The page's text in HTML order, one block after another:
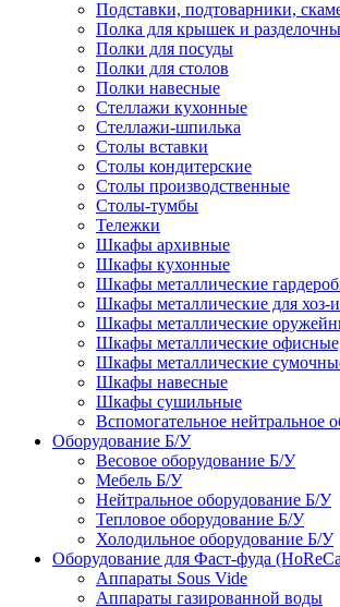
Подставки, подтоварники,
Полка для крышек и
Полки для посуды
Полки для столов
Полки навесные
Стеллажи кухонные
Стеллажи-шпилька
Столы вставки
Столы кондитерские
Столы производственные
Столы-тумбы
Тележки
Шкафы архивные
Шкафы кухонные
Шкафы металлические
Шкафы металлические для хоз-
Шкафы металлические
Шкафы металлические офисные,
Шкафы металлические
Шкафы навесные
Шкафы сушильные
Вспомогательное нейтральное
Оборудование Б/У
Весовое оборудование Б/У
Мебель Б/У
Нейтральное оборудование Б/У
Тепловое оборудование Б/У
Холодильное оборудование Б/У
Оборудование для Фаст-фуда
Аппараты Sous Vide
Аппараты газированной воды